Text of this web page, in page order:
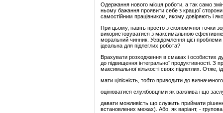
Одержання нового місця роботи, а так само
ньому бажання проявити себе з кращої
самостійним працівником, якому довіряють і
При цьому, навіть просто з економічної точки
використовуватися з максимальною
моральний чинник. Усвідомлення цієї
ідеальна для підлеглих робота?
Врахувати розходження в смаках і особистих
до підвищення інтегральної продуктивності.
максимальної кількості своїх підлеглих. Отже,
мати цілісність, тобто приводити до
оцінюватися службовцями як важлива і що
давати можливість що служить приймати
встановлених межах). Або, як варіант, -